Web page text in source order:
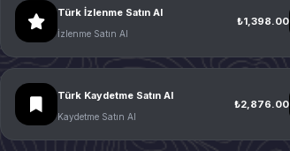
Türk İzlenme Satın Al
İzlenme Satın Al
₺1,398.00
Türk Kaydetme Satın Al
Kaydetme Satın Al
₺2,876.00